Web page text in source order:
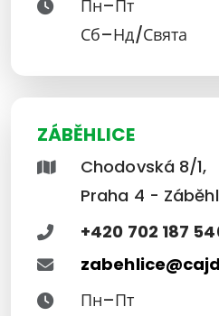
Пн–Пт
Сб–Нд/Свята
ZÁBĚHLICE
Chodovská 8/1,
Praha 4 -
+420 702 187
Пн–Пт